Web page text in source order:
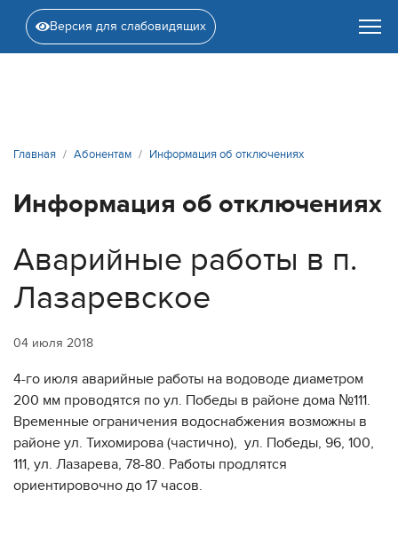
Версия для слабовидящих
Главная Абонентам Информация об отключениях
Информация об отключениях
Аварийные работы в п.
Лазаревское
04 июля 2018
4-го июля аварийные работы на водоводе диаметром
200 мм проводятся по ул. Победы в районе дома №111.
Временные ограничения водоснабжения возможны в
районе ул. Тихомирова (частично), ул. Победы, 96, 100,
111, ул. Лазарева, 78-80. Работы продлятся
ориентировочно до 17 часов.